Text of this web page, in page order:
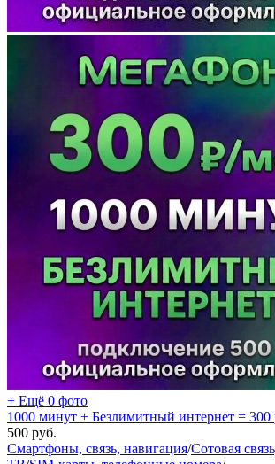
+ Ещё 0 фото
1000 минут + Безлимитный интернет = 300
500 руб.
Смартфоны, связь, навигация/Сотовая